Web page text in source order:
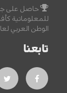
حاصل على
للمعلوماتية
الوطن العربي
تابعنا